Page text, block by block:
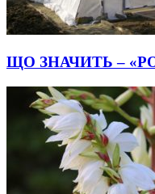
ЩО ЗНАЧИТЬ –